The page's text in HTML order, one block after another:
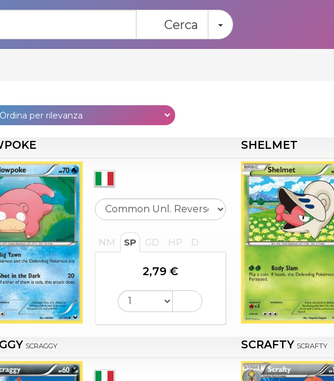
Cerca Toggle Dropdown
NM SP GD HP D
2,79 €
SHELMET
SCRAGGY SCRAFTY SCRAFTY